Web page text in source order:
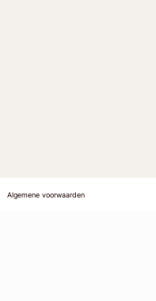
Algemene voorwaarden